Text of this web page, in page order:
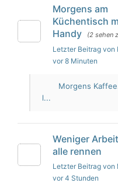
Morgens am
Küchentisch
Handy
(2 sehen
Letzter Beitrag von
vor 8 Minuten
Morgens
l...
Weniger
alle rennen
Letzter Beitrag von
vor 4 Stunden